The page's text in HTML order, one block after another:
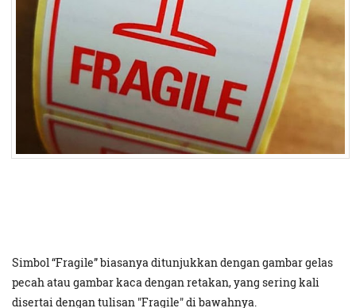
Simbol “Fragile” biasanya ditunjukkan dengan gambar gelas
pecah atau gambar kaca dengan retakan, yang sering kali
disertai dengan tulisan "Fragile" di bawahnya.